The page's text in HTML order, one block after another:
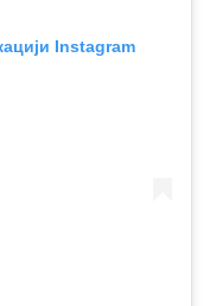
Instagram